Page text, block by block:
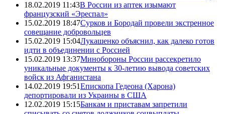
18.02.2019 11:43В России из аптек изымают
французский «Эреспал»
15.02.2019 18:47Сурков и Бородай провели экстренное
совещание добровольцев
15.02.2019 15:04Лукашенко объяснил, как далеко готов
идти в объединении с Россией
15.02.2019 13:37Минобороны России рассекретило
уникальные документы к 30-летию вывода советских
войск из Афганистана
14.02.2019 19:51Епископа Гедеона (Харона)
депортировали из Украины в США
12.02.2019 15:15Банкам и приставам запретили